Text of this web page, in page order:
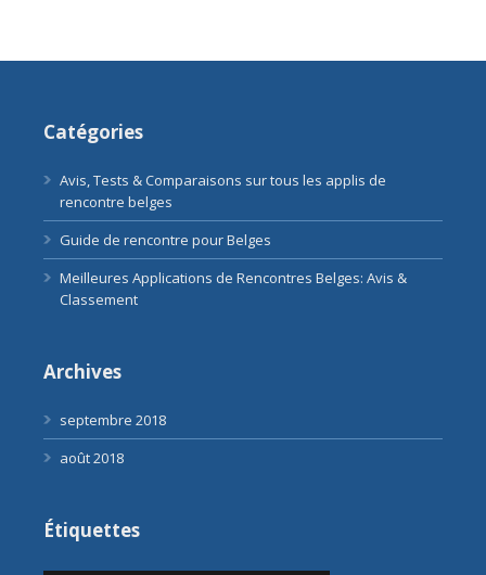
Catégories
Avis, Tests & Comparaisons sur tous les applis de
rencontre belges
Guide de rencontre pour Belges
Meilleures Applications de Rencontres Belges: Avis &
Classement
Archives
septembre 2018
août 2018
Étiquettes